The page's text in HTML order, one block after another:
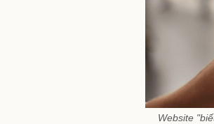
Website